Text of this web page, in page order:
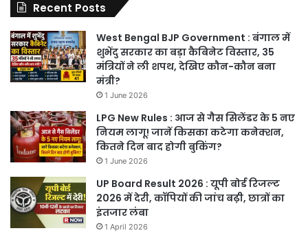
Recent Posts
West Bengal BJP Government : बंगाल में
शुभेंदु सरकार का बड़ा कैबिनेट विस्तार, 35
मंत्रियों ने ली शपथ, देखिए कौन-कौन बना
मंत्री?
1 June 2026
LPG New Rules : आज से गैस सिलेंडर के 5 नए
नियम लागू! जानें किसका कटेगा कनेक्शन,
कितने दिन बाद होगी बुकिंग?
1 June 2026
UP Board Result 2026 : यूपी बोर्ड रिजल्ट
2026 में देरी, कॉपियों की जांच बढ़ी, छात्रों का
इंतजार लंबा
1 April 2026